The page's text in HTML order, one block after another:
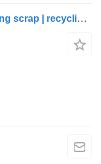
Epsilon Palfinger Q170Z95TR loading scrap | recycling | wood